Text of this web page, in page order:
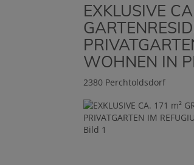
EXKLUSIVE
WOHNEN IN
2380 Perchtoldsdorf